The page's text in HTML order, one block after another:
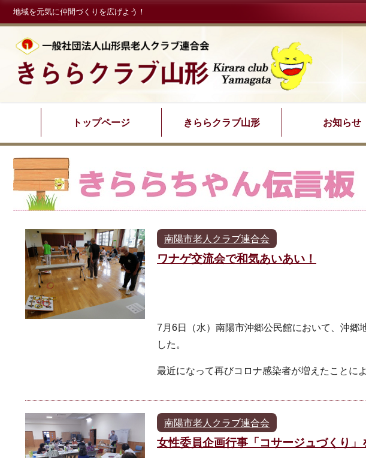
地域を元気に仲間づくりを広げよう！
トップページ きららクラブ山形 お知らせ
南陽市老人クラブ連合会
ワナゲ交流会で和気あいあい！
7月6日（水）南陽市沖郷公民館において、沖郷
した。
最近になって再びコロナ感染者が増えたことに
南陽市老人クラブ連合会
女性委員企画行事「コサージュづくり」